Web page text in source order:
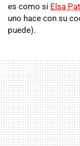
es como si Elsa
uno hace con su
puede).